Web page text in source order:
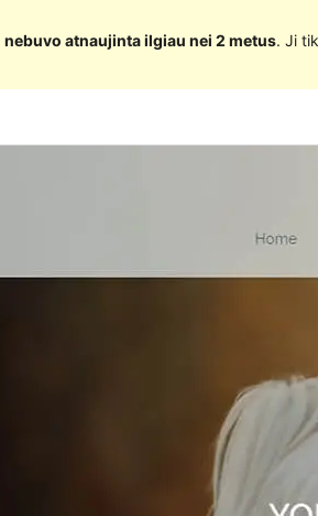
nebuvo atnaujinta ilgiau nei 2 metus. Ji